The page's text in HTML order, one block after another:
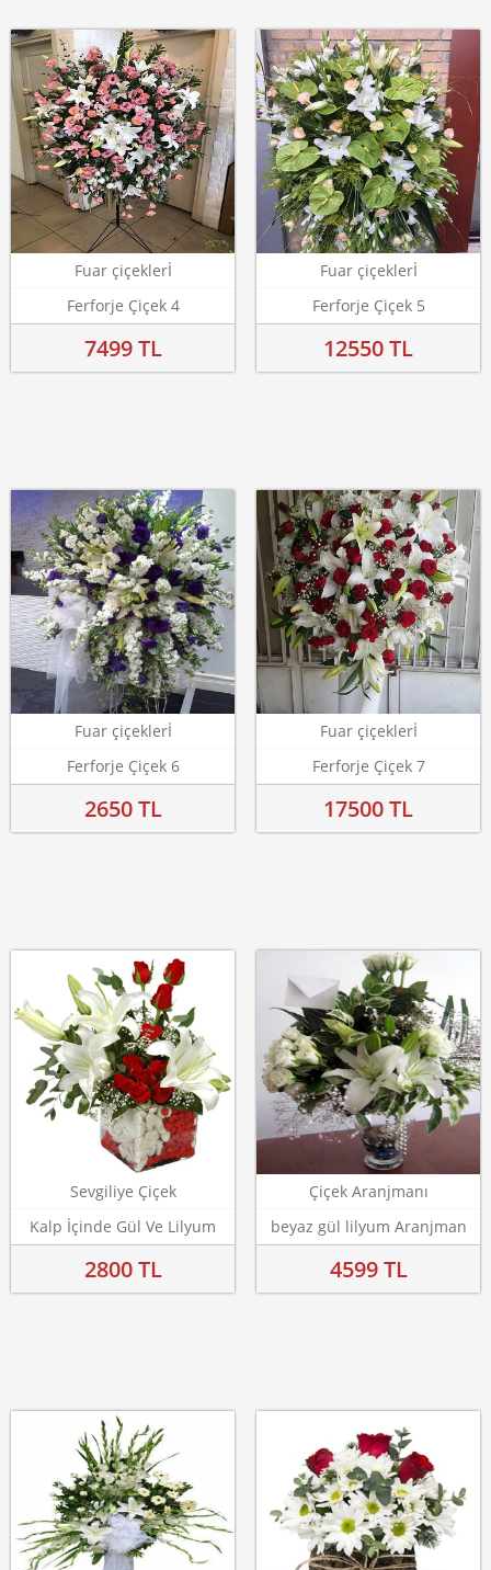
Fuar çiçeklerİ
Ferforje Çiçek 4
7499 TL
Fuar çiçeklerİ
Ferforje Çiçek 5
12550 TL
Fuar çiçeklerİ
Ferforje Çiçek 6
2650 TL
Fuar çiçeklerİ
Ferforje Çiçek 7
17500 TL
Sevgiliye Çiçek
Kalp İçinde Gül Ve Lilyum
2800 TL
Çiçek Aranjmanı
beyaz gül lilyum Aranjman
4599 TL